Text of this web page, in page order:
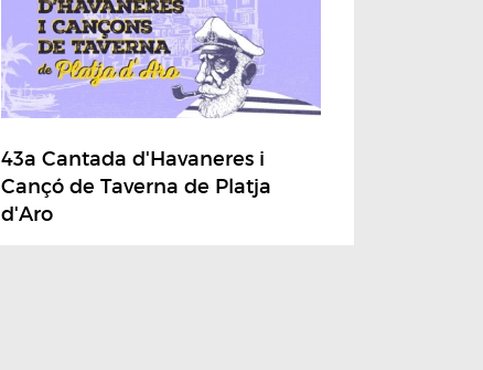
43a Cantada d'Havaneres i
Cançó de Taverna de Platja
d'Aro